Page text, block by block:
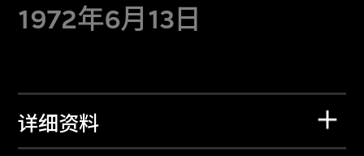
1972年6月13日
详细资料